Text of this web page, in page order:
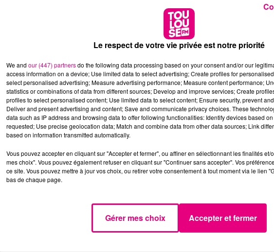
Le respect de votre vie privée est notre priorité
We and our (447) partnersdo the following data processing based on your consent and/or our
access information on a device; Use limited data to select advertising; Create profiles for
select personalised advertising; Measure advertising performance; Measure content performance;
statistics or combinations of data from different sources; Develop and improve services; Create
profiles to select personalised content; Use limited data to select content; Ensure security, prevent
Deliver and present advertising and content; Save and communicate privacy choices. These
data such as IP address and browsing data to offer following functionalities: Identify devices based
requested; Use precise geolocation data; Match and combine data from other data sources; Link
based on information transmitted automatically.
Vous pouvez accepter en cliquant sur "Accepter et fermer", ou affiner en sélectionnant les finalités et/
mes choix". Vous pouvez également refuser en cliquant sur "Continuer sans accepter". Vos
ce site. Vous pouvez mettre à jour vos choix, ou retirer votre consentement à tout moment via le lien
bas de chaque page.
Gérer mes choix Accepter et fermer